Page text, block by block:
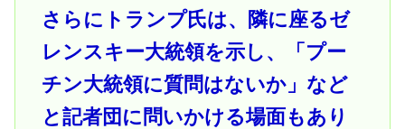
さらにトランプ氏は、隣に座るゼ
レンスキー大統領を示し、「プー
チン大統領に質問はないか」など
と記者団に問いかける場面もあり